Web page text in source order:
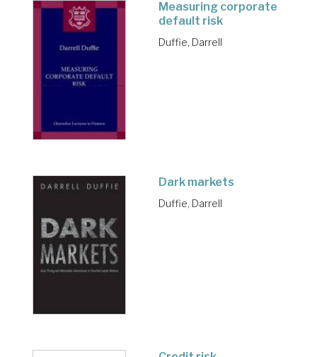
Measuring corporate
default risk
Duffie, Darrell
Dark markets
Duffie, Darrell